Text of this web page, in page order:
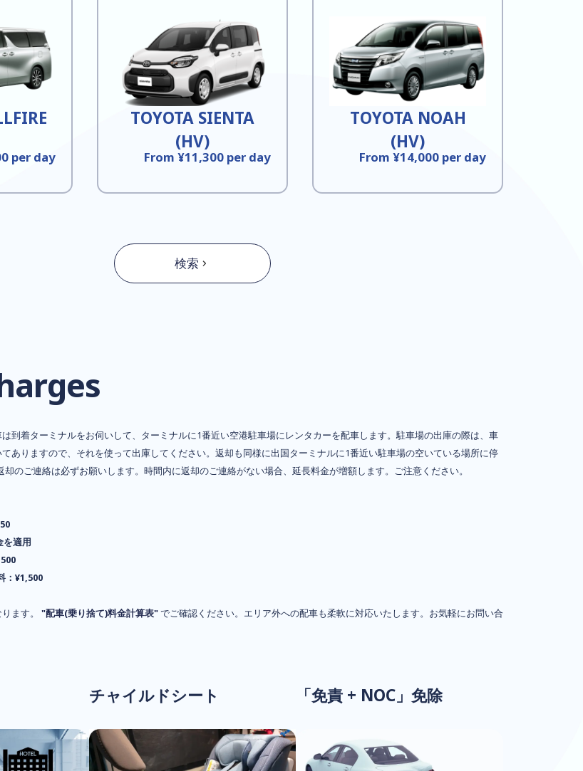
per day
TOYOTA SIENTA
(HV)
From ¥11,300 per day
TOYOTA NOAH
(HV)
From ¥14,000 per day
検索
到着ターミナルをお伺いして、ターミナルに1番近い空港駐車場にレンタカーを配車します。駐車場の出庫の際は、車
ありますので、それを使って出庫してください。返却も同様に出国ターミナルに1番近い駐車場の空いている場所に停
のご連絡は必ずお願いします。時間内に返却のご連絡がない場合、延長料金が増額します。ご注意ください。
を適用
：¥1,500
ます。 "配車(乗り捨て)料金計算表"でご確認ください。エリア外への配車も柔軟に対応いたします。お気軽にお問い合
チャイルドシート 「免責 + NOC」免除